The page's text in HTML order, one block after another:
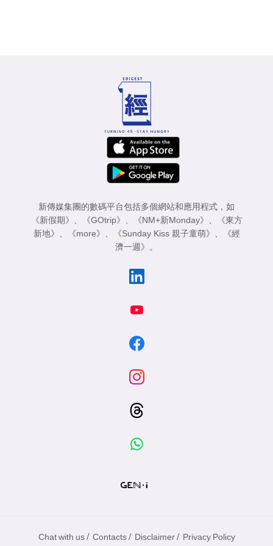
新傳媒集團的數碼平台包括多個網站和應用程式，如
《新假期》
《GOtrip》 《NM+新Monday》
《東方
新地》
《more》 《Sunday Kiss 親子童萌》
《經
濟一週》
。
Chat with us / Contacts / Disclaimer / Privacy Policy